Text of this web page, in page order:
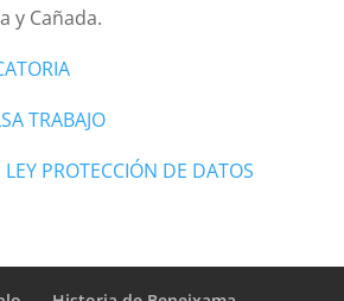
y Cañada.
TRABAJO
PROTECCIÓN DE DATOS